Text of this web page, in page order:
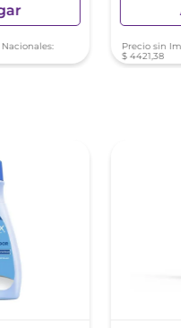
Precio sin
$ 4421,38